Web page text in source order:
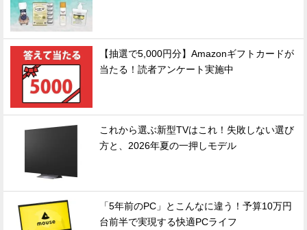
【抽選で5,000円分】Amazonギフトカードが
当たる！読者アンケート実施中
これから選ぶ新型TVはこれ！失敗しない選び
方と、2026年夏の一押しモデル
「5年前のPC」とこんなに違う！予算10万円
台前半で実現する快適PCライフ